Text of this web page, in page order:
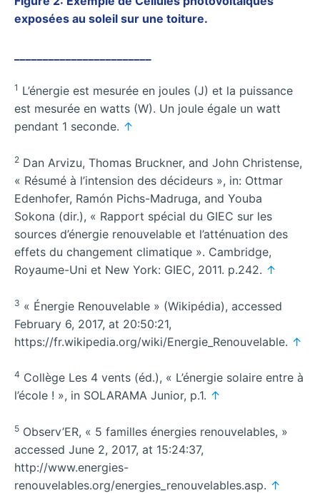
exposées au soleil sur une toiture.
1 L’énergie est mesurée en joules (J) et la puissance
est mesurée en watts (W). Un joule égale un watt
pendant 1 seconde. ↑
2 Dan Arvizu, Thomas Bruckner, and John Christense,
« Résumé à l’intension des décideurs », in: Ottmar
Edenhofer, Ramón Pichs-Madruga, and Youba
Sokona (dir.), « Rapport spécial du GIEC sur les
sources d’énergie renouvelable et l’atténuation des
effets du changement climatique ». Cambridge,
Royaume-Uni et New York: GIEC, 2011. p.242. ↑
3 « Énergie Renouvelable » (Wikipédia), accessed
February 6, 2017, at 20:50:21,
https://fr.wikipedia.org/wiki/Energie_Renouvelable. ↑
4 Collège Les 4 vents (éd.), « L’énergie solaire entre à
l’école ! », in SOLARAMA Junior, p.1. ↑
5 Observ’ER, « 5 familles énergies renouvelables, »
accessed June 2, 2017, at 15:24:37,
http://www.energies-
renouvelables.org/energies_renouvelables.asp. ↑